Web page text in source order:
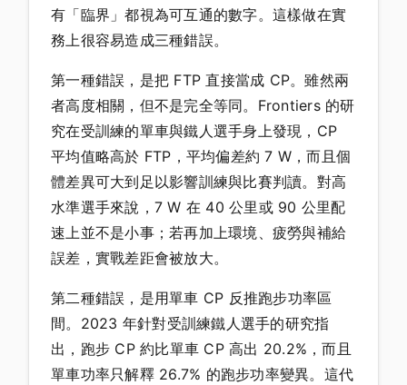
有「臨界」都視為可互通的數字。這樣做在實
務上很容易造成三種錯誤。
第一種錯誤，是把 FTP 直接當成 CP。雖然兩
者高度相關，但不是完全等同。Frontiers 的研
究在受訓練的單車與鐵人選手身上發現，CP
平均值略高於 FTP，平均偏差約 7 W，而且個
體差異可大到足以影響訓練與比賽判讀。對高
水準選手來說，7 W 在 40 公里或 90 公里配
速上並不是小事；若再加上環境、疲勞與補給
誤差，實戰差距會被放大。
第二種錯誤，是用單車 CP 反推跑步功率區
間。2023 年針對受訓練鐵人選手的研究指
出，跑步 CP 約比單車 CP 高出 20.2%，而且
單車功率只解釋 26.7% 的跑步功率變異。這代